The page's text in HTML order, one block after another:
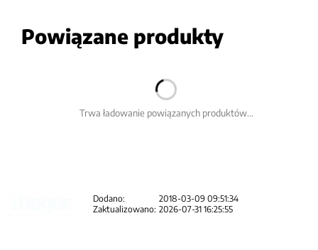
Powiązane produkty
Trwa ładowanie powiązanych produktów...
Dodano:
2018-03-09 09:51:34
Zaktualizowano: 2026-07-31 16:25:55